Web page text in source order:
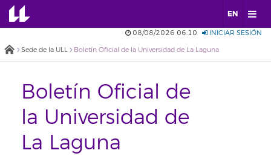
EN
08/08/2026 06:10 INICIAR SESIÓN
Sede de la ULL Boletín Oficial de la Universidad de La Laguna
Boletín Oficial de
la Universidad de
La Laguna